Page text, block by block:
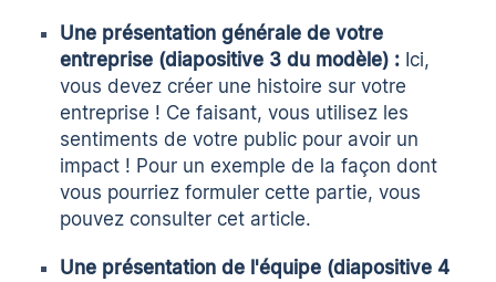
Une présentation générale de votre
entreprise (diapositive 3 du modèle) : Ici,
vous devez créer une histoire sur votre
entreprise ! Ce faisant, vous utilisez les
sentiments de votre public pour avoir un
impact ! Pour un exemple de la façon dont
vous pourriez formuler cette partie, vous
pouvez consulter cet article.
Une présentation de l'équipe (diapositive 4